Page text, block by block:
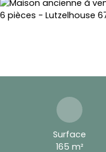
Surface
165 m²